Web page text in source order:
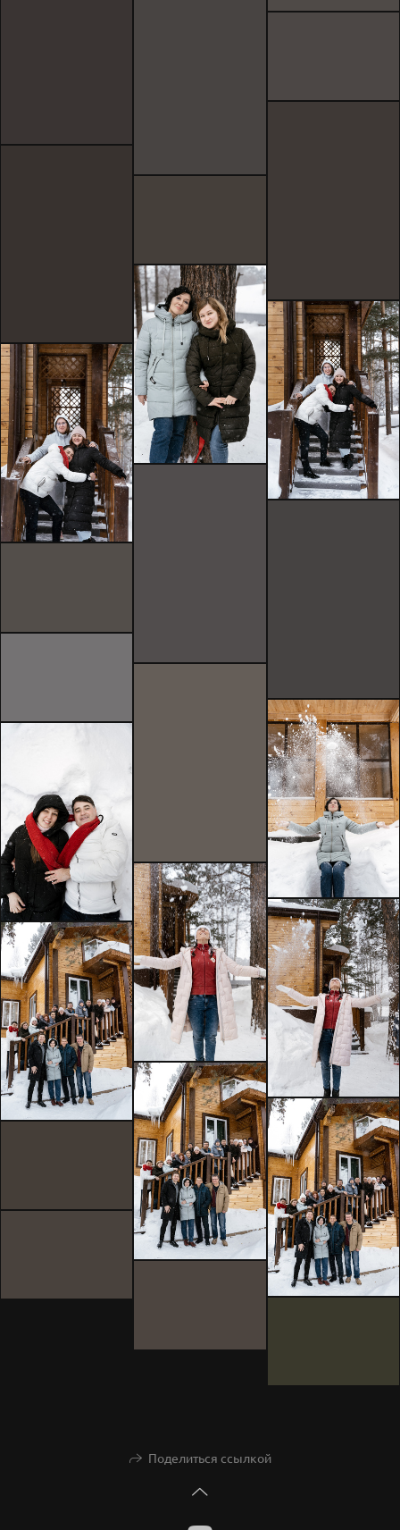
Поделиться ссылкой